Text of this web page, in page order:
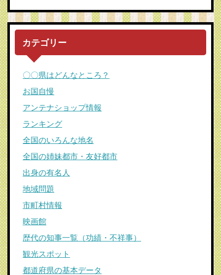
カテゴリー
〇〇県はどんなところ？
お国自慢
アンテナショップ情報
ランキング
全国のいろんな地名
全国の姉妹都市・友好都市
出身の有名人
地域問題
市町村情報
映画館
歴代の知事一覧（功績・不祥事）
観光スポット
都道府県の基本データ